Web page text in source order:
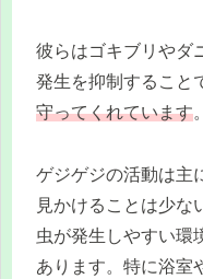
彼らはゴキブリやダ
発生を抑制すること
守ってくれています。
ゲジゲジの活動は主
見かけることは少な
虫が発生しやすい環
あります。特に浴室